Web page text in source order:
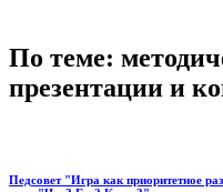
По теме:
презентации и
Педсовет "Игра как приоритетное